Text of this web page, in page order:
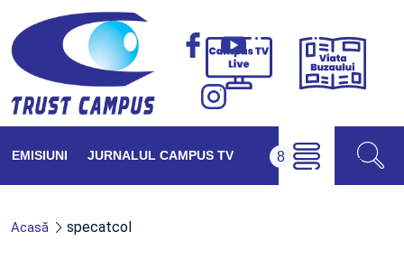
Campus
Viața
EMISIUNI JURNALUL CAMPUS TV
Acasă specatcol